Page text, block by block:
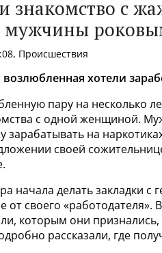
знакомство с
мужчины
Происшествия
хотели
пару на несколько
с одной женщиной.
зарабатывать на
своей
начала делать закладки с
от своего «работодателя».
которым они
рассказали, где